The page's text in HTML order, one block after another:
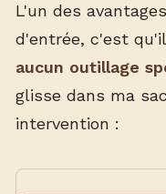
L'un des
d'entrée, c'est
aucun outillage
glisse dans ma
intervention :